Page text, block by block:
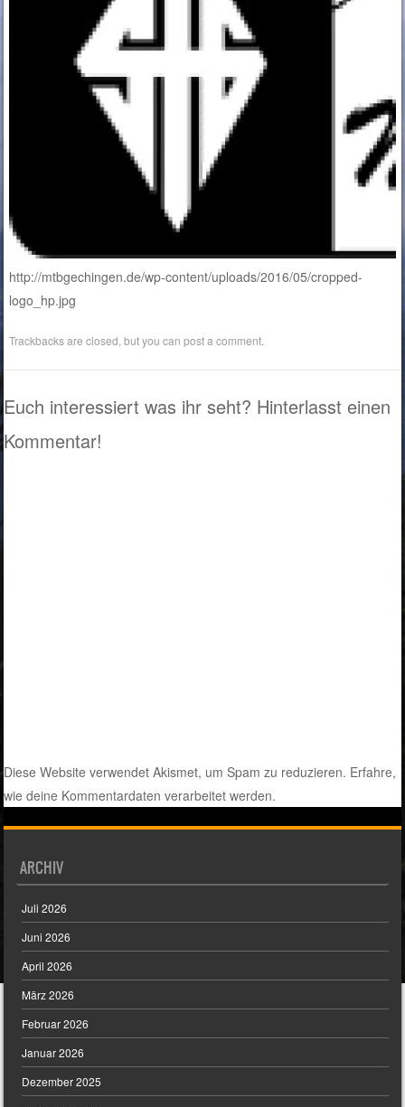
http://mtbgechingen.de/wp-content/uploads/2016/05/cropped-
logo_hp.jpg
Trackbacks are closed, but you canpost a comment
Euch interessiert was ihr seht? Hinterlasst einen
Kommentar!
Diese Website verwendet Akismet, um Spam zu reduzieren. Erfahre,
wie deine Kommentardaten verarbeitet werden.
ARCHIV
Juli 2026
Juni 2026
April 2026
März 2026
Februar 2026
Januar 2026
Dezember 2025